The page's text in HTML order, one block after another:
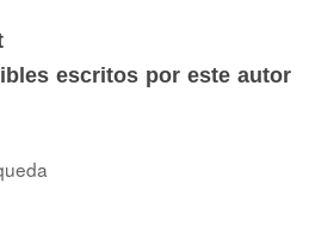
escritos por este autor